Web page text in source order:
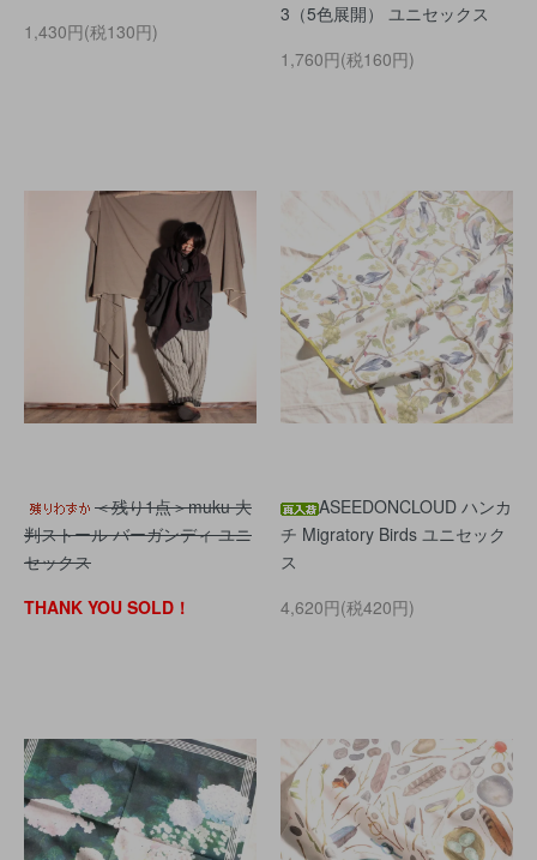
1,430円(税130円)
3（5色展開） ユニセックス
1,760円(税160円)
＜残り1点＞muku 大
判ストール バーガンディ ユニ
セックス
THANK YOU SOLD！
ASEEDONCLOUD ハンカ
チ Migratory Birds ユニセック
ス
4,620円(税420円)